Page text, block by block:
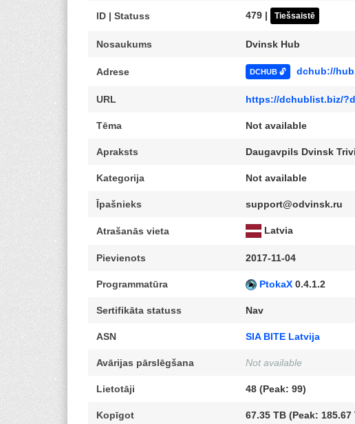
ID | Statuss 479 | Tiešsaistē
Nosaukums Dvinsk Hub
Adrese DCHUB 🔓 dchub://
URL https://dchublist.biz/
Tēma Not available
Apraksts Daugavpils Dvinsk
Kategorija Not available
Īpašnieks support@odvinsk.ru
Atrašanās vieta Latvia
Pievienots 2017-11-04
Programmatūra PtokaX 0.4.1.2
Sertifikāta statuss Nav
ASN SIA BITE Latvija
Avārijas pārslēgšana Not available
Lietotāji 48 (Peak: 99)
Kopīgot 67.35 TB (Peak: 185.67